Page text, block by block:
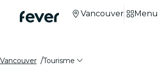
Vancouver Menu
Vancouver Tourisme